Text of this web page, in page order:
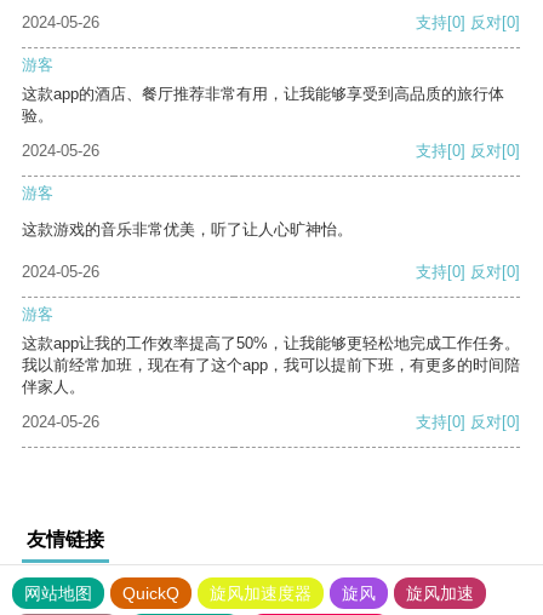
2024-05-26
支持[0] 反对[0]
游客
这款app的酒店、餐厅推荐非常有用，让我能够享受到高品质的旅行体
验。
2024-05-26
支持[0] 反对[0]
游客
这款游戏的音乐非常优美，听了让人心旷神怡。
2024-05-26 支持[0] 反对[0]
游客
这款app让我的工作效率提高了50%，让我能够更轻松地完成工作任务。
我以前经常加班，现在有了这个app，我可以提前下班，有更多的时间陪
伴家人。
2024-05-26
支持[0] 反对[0]
友情链接
网站地图 QuickQ 旋风加速度器 旋风
旋风加速